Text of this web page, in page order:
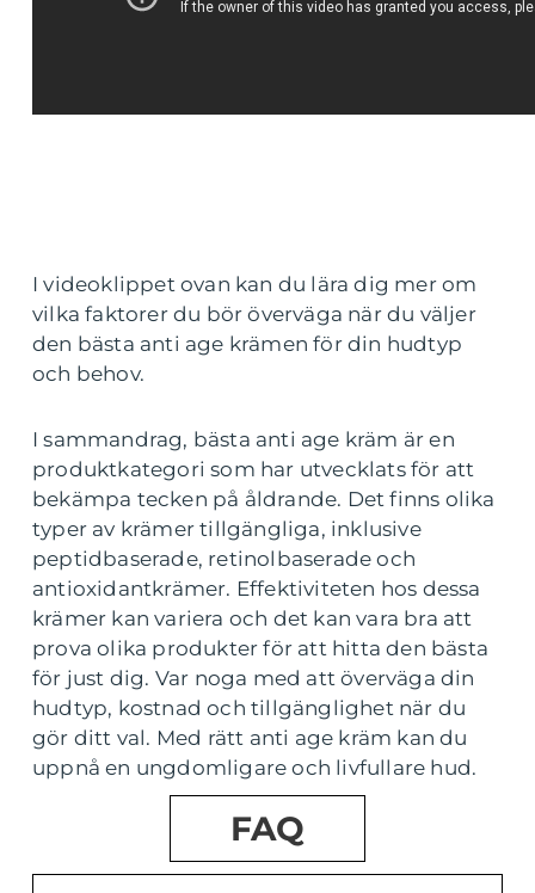
I videoklippet ovan kan du lära dig mer om
vilka faktorer du bör överväga när du väljer
den bästa anti age krämen för din hudtyp
och behov.
I sammandrag, bästa anti age kräm är en
produktkategori som har utvecklats för att
bekämpa tecken på åldrande. Det finns olika
typer av krämer tillgängliga, inklusive
peptidbaserade, retinolbaserade och
antioxidantkrämer. Effektiviteten hos dessa
krämer kan variera och det kan vara bra att
prova olika produkter för att hitta den bästa
för just dig. Var noga med att överväga din
hudtyp, kostnad och tillgänglighet när du
gör ditt val. Med rätt anti age kräm kan du
uppnå en ungdomligare och livfullare hud.
FAQ